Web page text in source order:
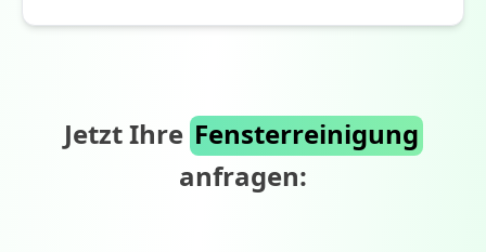
Jetzt Ihre Fensterreinigung
anfragen: